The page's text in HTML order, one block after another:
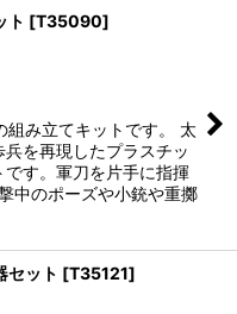
ト [T35090]
み立てキットです。 太
を再現したプラスチッ
す。軍刀を片手に指揮
中のポーズや小銃や重擲
ット [T35121]